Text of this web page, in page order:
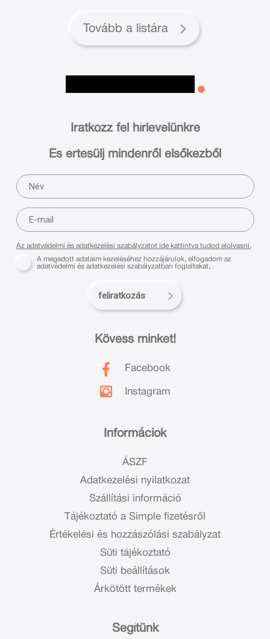
Tovább a listára
Információk
ÁSZF
Adatkezelési nyilatkozat
Szállítási információ
Tájékoztató a Simple fizetésről
Értékelési és hozzászólási szabályzat
Süti tájékoztató
Süti beállítások
Árkötött termékek
Segítünk
Kövess minket!
Facebook
Instagram
Iratkozz fel hírlevelünkre
És értesülj mindenről elsőkézből
Az adatvédelmi és adatkezelési szabályzatot ide kattintva tudod elolvasni.
A megadott adataim kezeléséhez hozzájárulok, elfogadom az
adatvédelmi és adatkezelési szabályzatban foglaltakat,
feliratkozás